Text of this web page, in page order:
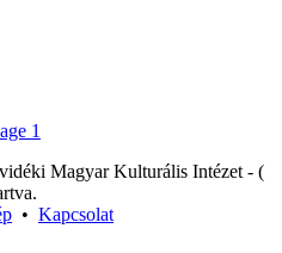
1
Magyar Kulturális Intézet - (
• Kapcsolat